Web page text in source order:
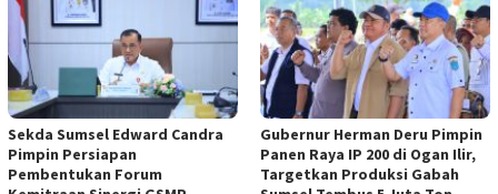
Sekda Sumsel Edward Candra
Pimpin Persiapan
Pembentukan Forum
Gubernur Herman Deru Pimpin
Panen Raya IP 200 di Ogan Ilir,
Targetkan Produksi Gabah